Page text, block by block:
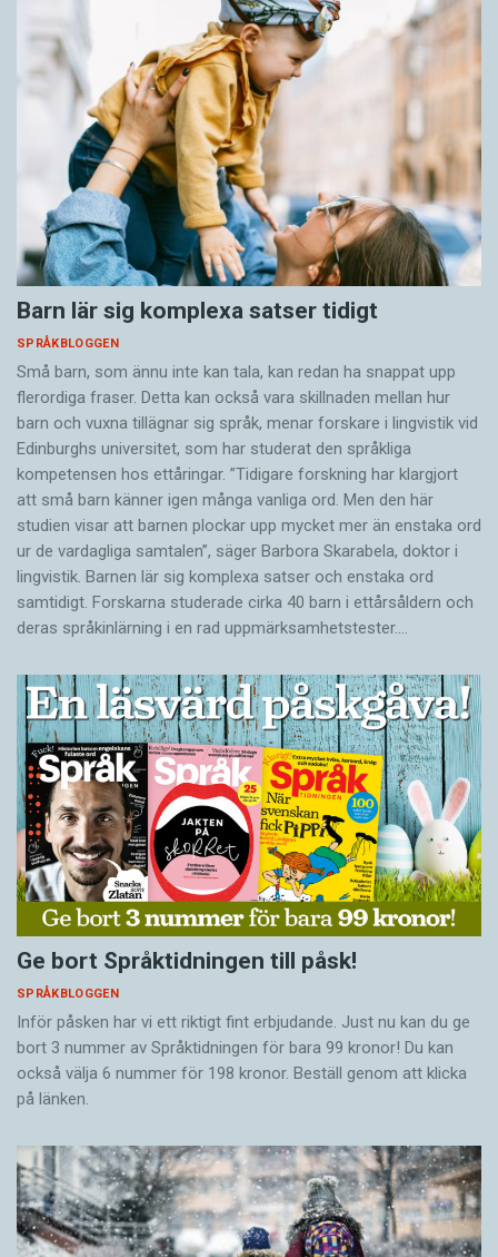
Barn lär sig komplexa satser tidigt
SPRÅKBLOGGEN
Små barn, som ännu inte kan tala, kan redan ha snappat upp
flerordiga fraser. Detta kan också vara skillnaden mellan hur
barn och vuxna tillägnar sig språk, menar forskare i lingvistik vid
Edinburghs universitet, som har studerat den språkliga
kompetensen hos ettåringar. ”Tidigare forskning har klargjort
att små barn känner igen många vanliga ord. Men den här
studien visar att barnen plockar upp mycket mer än enstaka ord
ur de vardagliga samtalen”, säger Barbora Skarabela, doktor i
lingvistik. Barnen lär sig komplexa satser och enstaka ord
samtidigt. Forskarna studerade cirka 40 barn i ettårsåldern och
deras språkinlärning i en rad uppmärksamhetstester.…
Ge bort Språktidningen till påsk!
SPRÅKBLOGGEN
Inför påsken har vi ett riktigt fint erbjudande. Just nu kan du ge
bort 3 nummer av Språktidningen för bara 99 kronor! Du kan
också välja 6 nummer för 198 kronor. Beställ genom att klicka
på länken.